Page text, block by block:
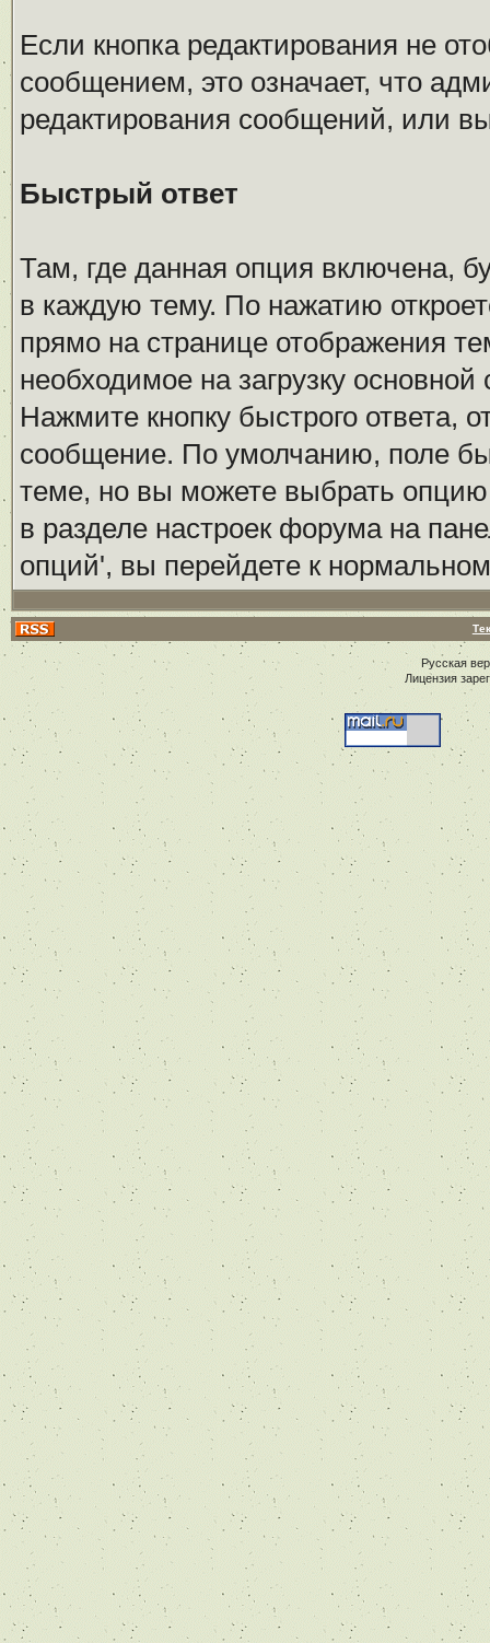
Если кнопка редактирования не
сообщением, это означает, что
редактирования сообщений, или
Быстрый ответ
Там, где данная опция включена,
в каждую тему. По нажатию
прямо на странице отображения
необходимое на загрузку
Нажмите кнопку быстрого ответа,
сообщение. По умолчанию, поле
теме, но вы можете выбрать опцию
в разделе настроек форума на
опций', вы перейдете к
Русская
Лицензия